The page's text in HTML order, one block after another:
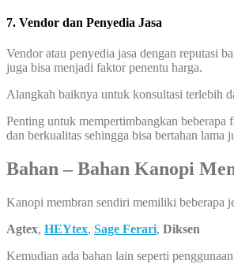
7. Vendor dan Penyedia Jasa
Vendor atau penyedia jasa dengan reputasi
juga bisa menjadi faktor penentu harga.
Alangkah baiknya untuk konsultasi terlebih
Penting untuk mempertimbangkan beberapa
dan berkualitas sehingga bisa bertahan
Bahan – Bahan Kanopi
Kanopi membran sendiri memiliki beberapa
Agtex, HEYtex, Sage Ferari, Diksen
Kemudian ada bahan lain seperti penggunaan